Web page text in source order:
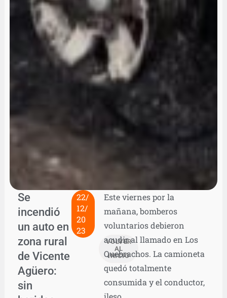
Se
incendió
un auto en
zona rural
de Vicente
Agüero:
sin
22/
12/
20
23
VOLVER
AL
INICIO
Este viernes por la
mañana, bomberos
voluntarios debieron
acudir al llamado en Los
Quebrachos. La camioneta
quedó totalmente
consumida y el conductor,